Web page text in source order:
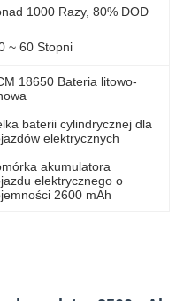
1000 Razy, 80% DOD
~ 60 Stopni
18650 Bateria litowo-
baterii cylindrycznej dla
elektrycznych
akumulatora
elektrycznego o
2600 mAh